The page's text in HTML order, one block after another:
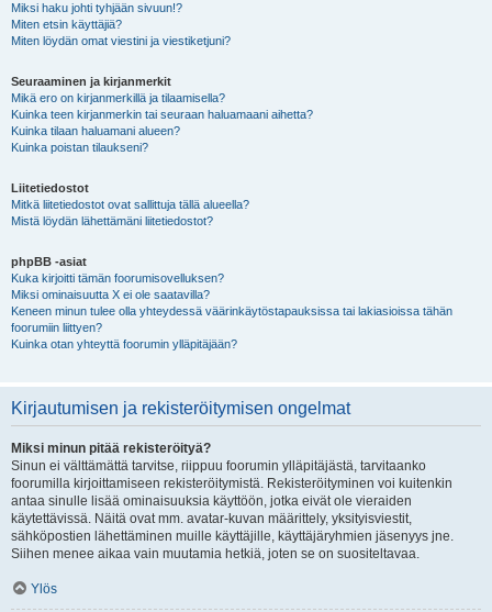
Miksi haku johti tyhjään sivuun!?
Miten etsin käyttäjiä?
Miten löydän omat viestini ja viestiketjuni?
Seuraaminen ja kirjanmerkit
Mikä ero on kirjanmerkillä ja tilaamisella?
Kuinka teen kirjanmerkin tai seuraan haluamaani aihetta?
Kuinka tilaan haluamani alueen?
Kuinka poistan tilaukseni?
Liitetiedostot
Mitkä liitetiedostot ovat sallittuja tällä alueella?
Mistä löydän lähettämäni liitetiedostot?
phpBB -asiat
Kuka kirjoitti tämän foorumisovelluksen?
Miksi ominaisuutta X ei ole saatavilla?
Keneen minun tulee olla yhteydessä väärinkäytöstapauksissa tai lakiasioissa tähän
foorumiin liittyen?
Kuinka otan yhteyttä foorumin ylläpitäjään?
Kirjautumisen ja rekisteröitymisen ongelmat
Miksi minun pitää rekisteröityä?
Sinun ei välttämättä tarvitse, riippuu foorumin ylläpitäjästä, tarvitaanko
foorumilla kirjoittamiseen rekisteröitymistä. Rekisteröityminen voi kuitenkin
antaa sinulle lisää ominaisuuksia käyttöön, jotka eivät ole vieraiden
käytettävissä. Näitä ovat mm. avatar-kuvan määrittely, yksityisviestit,
sähköpostien lähettäminen muille käyttäjille, käyttäjäryhmien jäsenyys jne.
Siihen menee aikaa vain muutamia hetkiä, joten se on suositeltavaa.
Ylös